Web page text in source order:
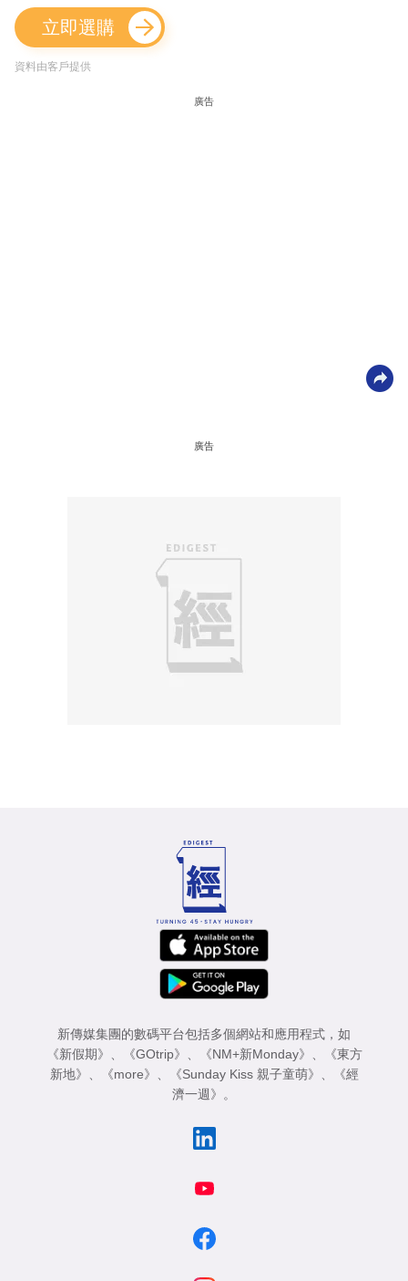
立即選購
資料由客戶提供
廣告
廣告
新傳媒集團的數碼平台包括多個網站和應用程式，如
《新假期》
《GOtrip》 《NM+新Monday》
《東方
新地》
《more》 《Sunday Kiss 親子童萌》
《經
濟一週》
。